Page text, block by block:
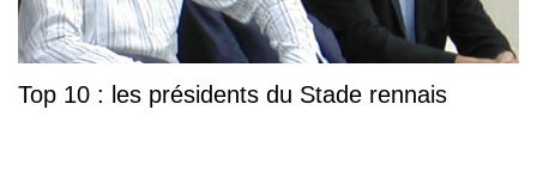
Top 10 : les présidents du Stade rennais